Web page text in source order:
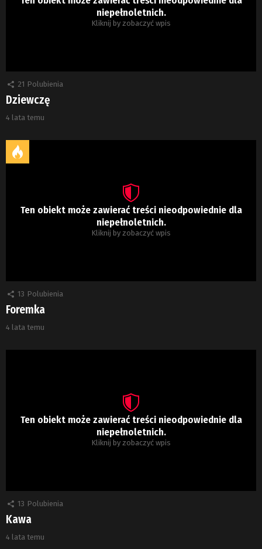
niepełnoletnich.
Kliknij by zobaczyć wpis
21 Polubienia
Dziewczę
4 lata temu
Ten obiekt może zawierać treści nieodpowiednie dla
niepełnoletnich.
Kliknij by zobaczyć wpis
13 Polubienia
Foremka
4 lata temu
Ten obiekt może zawierać treści nieodpowiednie dla
niepełnoletnich.
Kliknij by zobaczyć wpis
13 Polubienia
Kawa
4 lata temu